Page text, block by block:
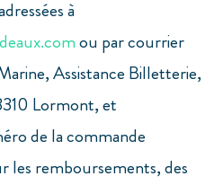
à
ou par courrier
Assistance Billetterie,
Lormont, et
de la commande
les remboursements, des